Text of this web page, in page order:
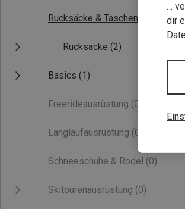
Rucksäcke & Taschen
Rucksäcke (2)
Basics (1)
Freerideausrüstung (0)
Langlaufausrüstung (0)
Schneeschuhe & Rodel (0)
Skitourenausrüstung (0)
…
dir